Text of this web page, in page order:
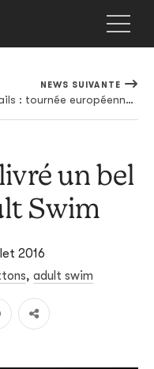
NEWS SUIVANTE
Nails : tournée européenne annulée et avenir entre parenthèses
un bel
Swim
2016
, adult swim